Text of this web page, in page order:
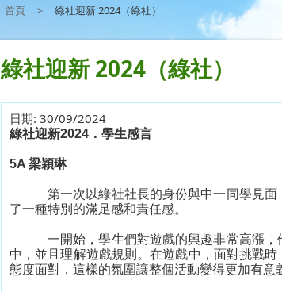
首頁 > 綠社迎新 2024（綠社）
綠社迎新 2024（綠社）
日期: 30/09/2024
綠社迎新2024 ．學生感言
5A 梁穎琳
第一次以綠社社長的身份與中一同學見面
了一種特別的滿足感和責任感。
一開始，學生們對遊戲的興趣非常高漲
中，並且理解遊戲規則。在遊戲中，面對挑戰
態度面對，這樣的氛圍讓整個活動變得更加有意